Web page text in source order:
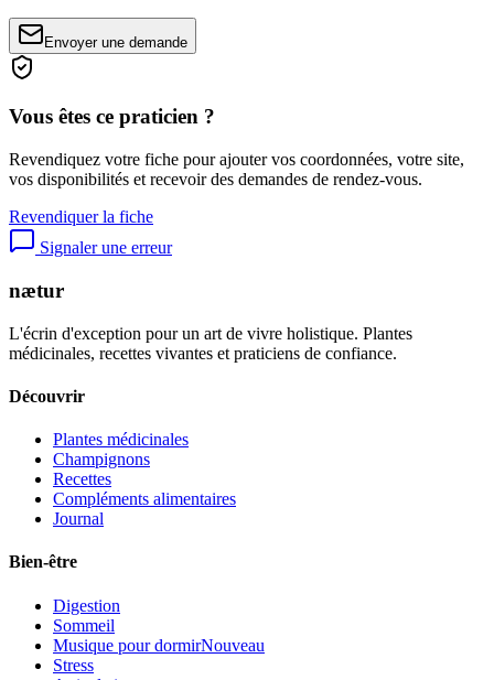
Envoyer une demande
Vous êtes ce praticien ?
Revendiquez votre fiche pour ajouter vos coordonnées, votre site,
vos disponibilités et recevoir des demandes de rendez-vous.
Revendiquer la fiche
Signaler une erreur
nætur
L'écrin d'exception pour un art de vivre holistique. Plantes
médicinales, recettes vivantes et praticiens de confiance.
Découvrir
Plantes médicinales
Champignons
Recettes
Compléments alimentaires
Journal
Bien-être
Digestion
Sommeil
Musique pour dormirNouveau
Stress